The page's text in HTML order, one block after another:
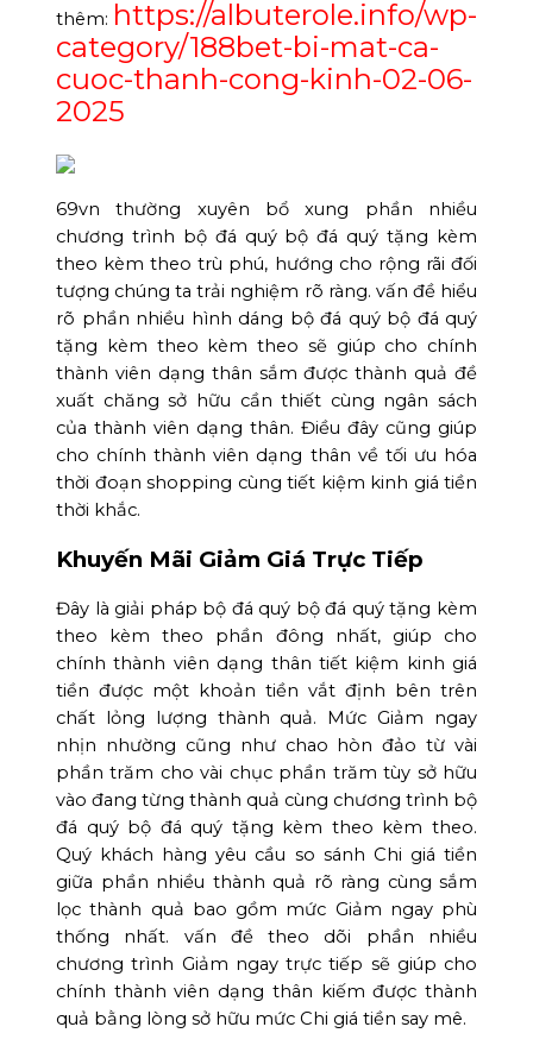
thêm: https://albuterole.info/wp-
category/188bet-bi-mat-ca-
cuoc-thanh-cong-kinh-02-06-
2025
69vn thường xuyên bổ xung phần nhiều
chương trình bộ đá quý bộ đá quý tặng kèm
theo kèm theo trù phú, hướng cho rộng rãi đối
tượng chúng ta trải nghiệm rõ ràng. vấn đề hiểu
rõ phần nhiều hình dáng bộ đá quý bộ đá quý
tặng kèm theo kèm theo sẽ giúp cho chính
thành viên dạng thân sắm được thành quả đề
xuất chăng sở hữu cần thiết cùng ngân sách
của thành viên dạng thân. Điều đây cũng giúp
cho chính thành viên dạng thân về tối ưu hóa
thời đoạn shopping cùng tiết kiệm kinh giá tiền
thời khắc.
Khuyến Mãi Giảm Giá Trực Tiếp
Đây là giải pháp bộ đá quý bộ đá quý tặng kèm
theo kèm theo phần đông nhất, giúp cho
chính thành viên dạng thân tiết kiệm kinh giá
tiền được một khoản tiền vắt định bên trên
chất lỏng lượng thành quả. Mức Giảm ngay
nhịn nhường cũng như chao hòn đảo từ vài
phần trăm cho vài chục phần trăm tùy sở hữu
vào đang từng thành quả cùng chương trình bộ
đá quý bộ đá quý tặng kèm theo kèm theo.
Quý khách hàng yêu cầu so sánh Chi giá tiền
giữa phần nhiều thành quả rõ ràng cùng sắm
lọc thành quả bao gồm mức Giảm ngay phù
thống nhất. vấn đề theo dõi phần nhiều
chương trình Giảm ngay trực tiếp sẽ giúp cho
chính thành viên dạng thân kiếm được thành
quả bằng lòng sở hữu mức Chi giá tiền say mê.